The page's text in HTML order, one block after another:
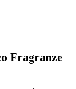
Fragranze